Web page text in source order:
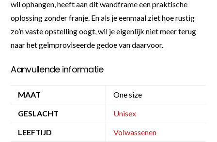
wil ophangen, heeft aan dit wandframe een praktische
oplossing zonder franje. En als je eenmaal ziet hoe rustig
zo’n vaste opstelling oogt, wil je eigenlijk niet meer terug
naar het geïmproviseerde gedoe van daarvoor.
Aanvullende informatie
MAAT One size
GESLACHT Unisex
LEEFTIJD Volwassenen